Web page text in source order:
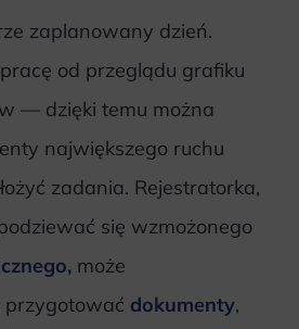
zaplanowany dzień.
od przeglądu grafiku
— dzięki temu można
największego ruchu
zadania. Rejestratorka,
się wzmożonego
może
przygotować dokumenty,